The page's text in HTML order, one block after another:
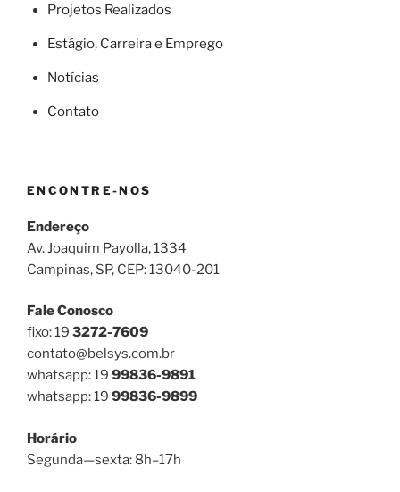
Projetos Realizados
Estágio, Carreira e Emprego
Notícias
Contato
ENCONTRE-NOS
Endereço
Av. Joaquim Payolla, 1334
Campinas, SP, CEP: 13040-201
Fale Conosco
fixo: 19 3272-7609
contato@belsys.com.br
whatsapp: 19 99836-9891
whatsapp: 19 99836-9899
Horário
Segunda—sexta: 8h–17h